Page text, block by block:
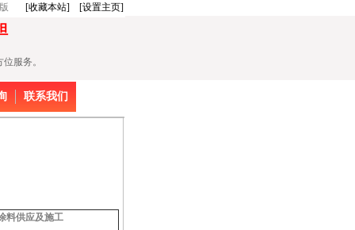
[设置主页]
[收藏本站]
服务。
联系我们
料供应及施工